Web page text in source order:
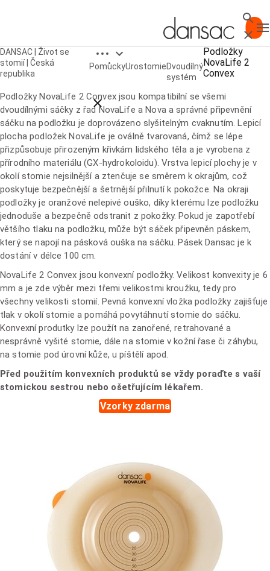
Hledat
Zavřít
DANSAC | Život se
stomií | Česká
republika
Open breadcrumbs
Close breadcrumbs
PomůckyUrostomieDvoudílný
systém
Podložky
NovaLife 2
Convex
Podložky NovaLife 2 Convex
Podložky NovaLife 2 Convex jsou kompatibilní se všemi
dvoudílnými sáčky z řad NovaLife a Nova a správné připevnění
sáčku na podložku je doprovázeno slyšitelným cvaknutím. Lepicí
plocha podložek NovaLife je oválně tvarovaná, čímž se lépe
přizpůsobuje přirozeným křivkám lidského těla a je vyrobena z
přírodního materiálu (GX-hydrokoloidu). Vrstva lepicí plochy je v
okolí stomie nejsilnější a ztenčuje se směrem k okrajům, což
poskytuje bezpečnější a šetrnější přilnutí k pokožce. Na okraji
podložky je oranžové nelepivé ouško, díky kterému lze podložku
jednoduše a bezpečně odstranit z pokožky. Pokud je zapotřebí
většího tlaku na podložku, může být sáček připevněn páskem,
který se napojí na pásková ouška na sáčku. Pásek Dansac je k
dostání v délce 100 cm.
NovaLife 2 Convex jsou konvexní podložky. Velikost konvexity je 6
mm a je zde výběr mezi třemi velikostmi kroužku, tedy pro
všechny velikosti stomií. Pevná konvexní vložka podložky zajišťuje
tlak v okolí stomie a pomáhá povytáhnutí stomie do sáčku.
Konvexní produtky lze použít na zanořené, retrahované a
nesprávně vyšité stomie, dále na stomie v kožní řase či záhybu,
na stomie pod úrovní kůže, u píštělí apod.
Před použitím konvexních produktů se vždy poraďte s vaší
stomickou sestrou nebo ošetřujícím lékařem.
Vzorky zdarma